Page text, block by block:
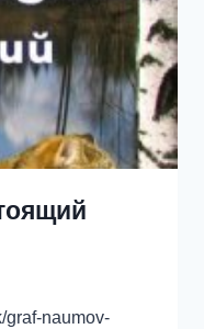
graf-naumov-